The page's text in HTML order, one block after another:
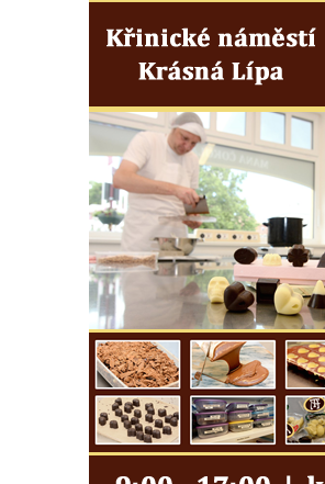
hřbitově v Dobříni
Hrob rodiny Prosche na hřbitově v Lužici
Hrob rodiny Žemličkovy na hřbitově v Lužici
Hrob Emmy Veidl na hřbitově v Lužici
Hrob rodiny Tropschuh na hřbitově v Lužici
Hrob faráře Josef Ottla na hřbitově v
Kozlech
Hrob rodiny Cífkovy na hřbitově v Kozlech
Hrobka rodiny Fuchs u papírny v České
Kamenici
Hrob Zdeňka Nedvěda na hřbitově ve
Sloupu v Čechách
Hrob Ferdinanda Břetislava Mikovce na